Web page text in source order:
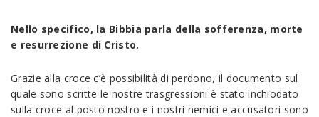
Nello specifico, la Bibbia parla della sofferenza, morte
e resurrezione di Cristo.
Grazie alla croce c’è possibilità di perdono, il documento sul
quale sono scritte le nostre trasgressioni è stato inchiodato
sulla croce al posto nostro e i nostri nemici e accusatori sono